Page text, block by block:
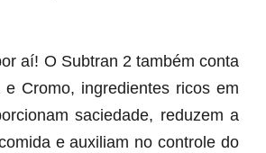
aí! O Subtran 2 também conta
e Cromo, ingredientes ricos em
saciedade, reduzem a
e auxiliam no controle do